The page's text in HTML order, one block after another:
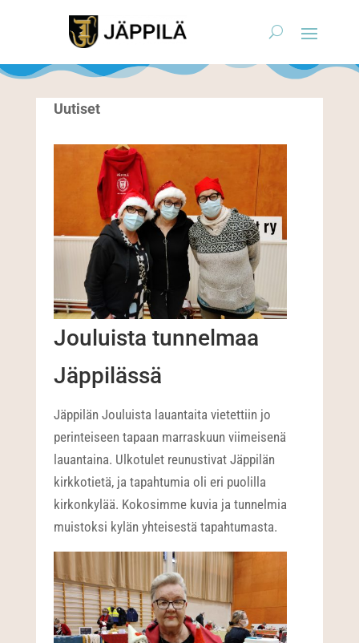
Uutiset
Jouluista tunnelmaa
Jäppilässä
Jäppilän Jouluista lauantaita vietettiin jo
perinteiseen tapaan marraskuun viimeisenä
lauantaina. Ulkotulet reunustivat Jäppilän
kirkkotietä, ja tapahtumia oli eri puolilla
kirkonkylää. Kokosimme kuvia ja tunnelmia
muistoksi kylän yhteisestä tapahtumasta.